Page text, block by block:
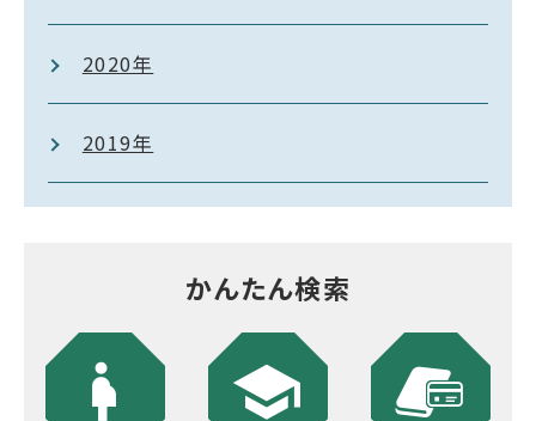
2020年
2019年
かんたん検索